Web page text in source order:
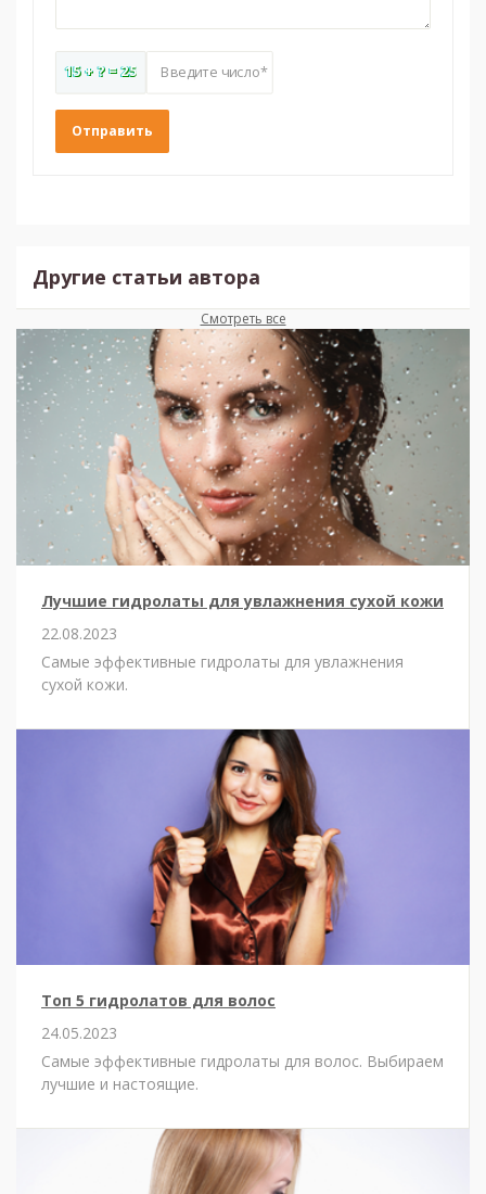
15 + ? = 25 Введите число*
Другие статьи автора
Смотреть все
Лучшие гидролаты для увлажнения сухой кожи
22.08.2023
Самые эффективные гидролаты для увлажнения
сухой кожи.
Топ 5 гидролатов для волос
24.05.2023
Самые эффективные гидролаты для волос. Выбираем
лучшие и настоящие.